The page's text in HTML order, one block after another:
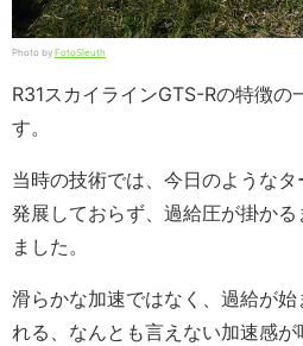
Photo by FotoSleuth
R31スカイラインGTS-Rの特徴
す。
当時の技術では、今日のような
発展しておらず、過給圧が掛か
ました。
滑らかな加速ではなく、過給が
れる、なんとも言えない加速感が